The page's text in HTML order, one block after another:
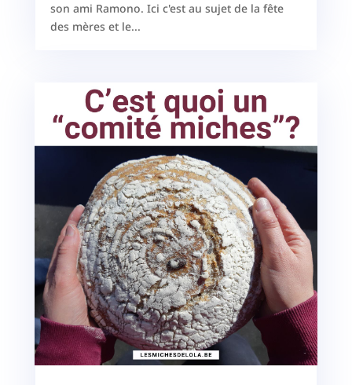
son ami Ramono. Ici c'est au sujet de la fête
des mères et le...